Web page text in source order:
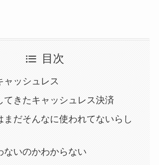
目次
ャッシュレス
てきたキャッシュレス決済
まだそんなに使われてないらし
ないのかわからない